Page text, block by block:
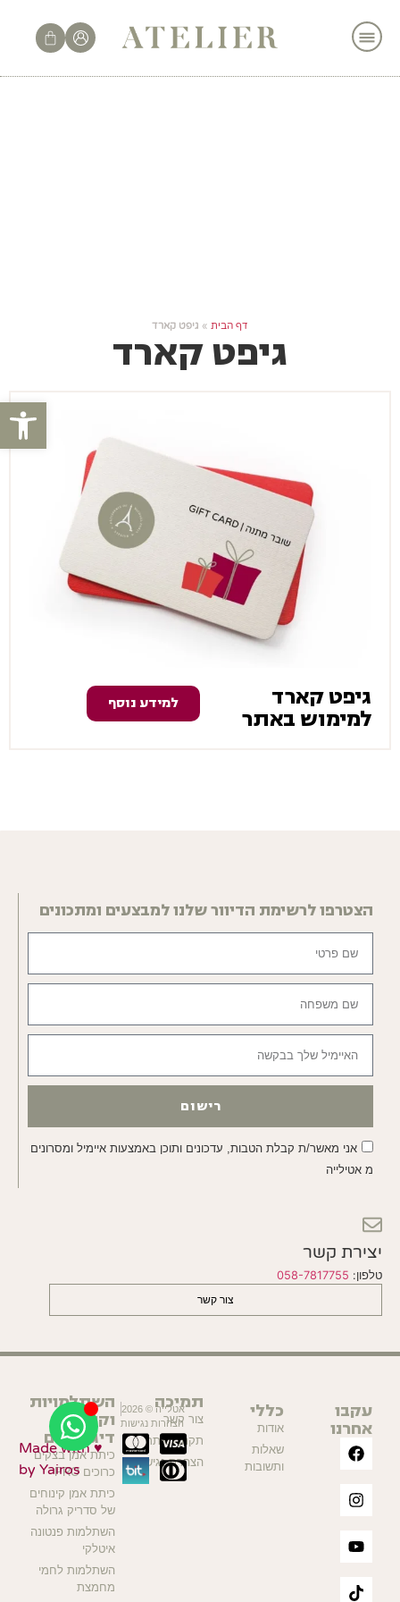
דף הבית » גיפט קארד
גיפט קארד
גיפט קארד
למימוש באתר
למידע נוסף
הצטרפו לרשימת הדיוור שלנו למבצעים ומתכונים
אני מאשר/ת קבלת הטבות, עדכונים ותוכן באמצעות איימיל ומסרונים
מ אטילייה
רישום
יצירת קשר
טלפון: 058-7817755
צור קשר
עקבו
אחרנו
כללי
אודות
שאלות
ותשובות
תמיכה
צור קשר
תקנון האתר
הצהרת נגישות
השתלמויות
וקורסים
דיגיטליים
כיתת אמן בצקים
כרוכים PRO
כיתת אמן קינוחים
של סדריק גרולה
השתלמות פנטונה
איטלקי
השתלמות לחמי
מחמצת
אטלייה © 2026
הצהרות נגישות
Made with ♥
by Yairos
פתח